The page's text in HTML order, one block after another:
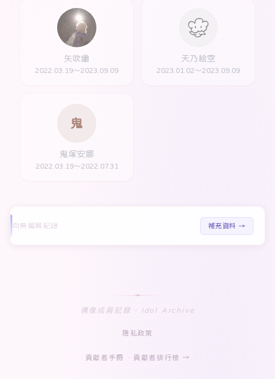
矢吹幽
2022.03.19～2023.09.09
天乃絵空
2023.01.02～2023.09.09
鬼
鬼塚安娜
2022.03.19～2022.07.31
尚無編輯紀錄 補充資料 →
偶像成員記録 · Idol Archive
隱私政策
貢獻者手冊 貢獻者排行榜 →